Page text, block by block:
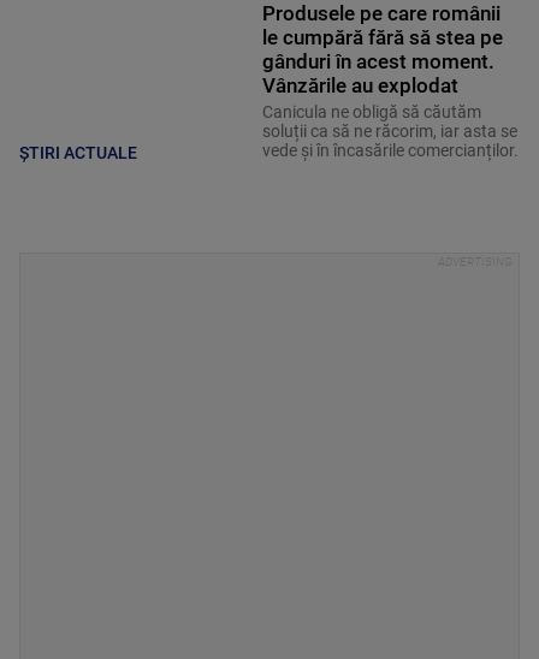
ȘTIRI ACTUALE
Produsele pe care românii
le cumpără fără să stea pe
gânduri în acest moment.
Vânzările au explodat
Canicula ne obligă să căutăm
soluții ca să ne răcorim, iar asta se
vede și în încasările comercianților.